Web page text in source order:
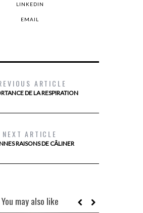
LINKEDIN
EMAIL
ARTICLE
DE LA RESPIRATION
NEXT ARTICLE
RAISONS DE CÂLINER
You may also like